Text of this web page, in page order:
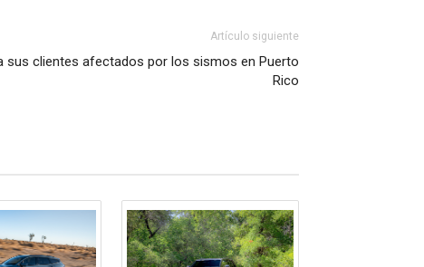
Artículo siguiente
sus clientes afectados por los sismos en Puerto
Rico